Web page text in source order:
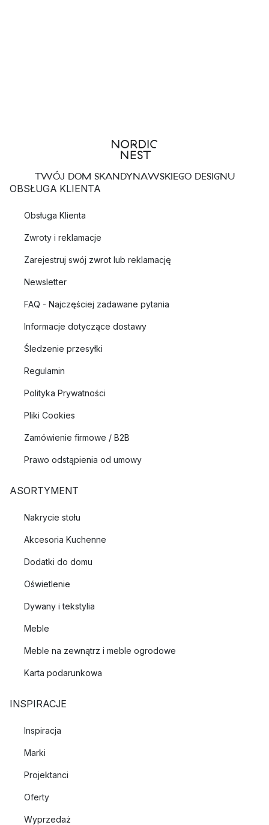
TWÓJ DOM SKANDYNAWSKIEGO DESIGNU
OBSŁUGA KLIENTA
Obsługa Klienta
Zwroty i reklamacje
Zarejestruj swój zwrot lub reklamację
Newsletter
FAQ - Najczęściej zadawane pytania
Informacje dotyczące dostawy
Śledzenie przesyłki
Regulamin
Polityka Prywatności
Pliki Cookies
Zamówienie firmowe / B2B
Prawo odstąpienia od umowy
ASORTYMENT
Nakrycie stołu
Akcesoria Kuchenne
Dodatki do domu
Oświetlenie
Dywany i tekstylia
Meble
Meble na zewnątrz i meble ogrodowe
Karta podarunkowa
INSPIRACJE
Inspiracja
Marki
Projektanci
Oferty
Wyprzedaż